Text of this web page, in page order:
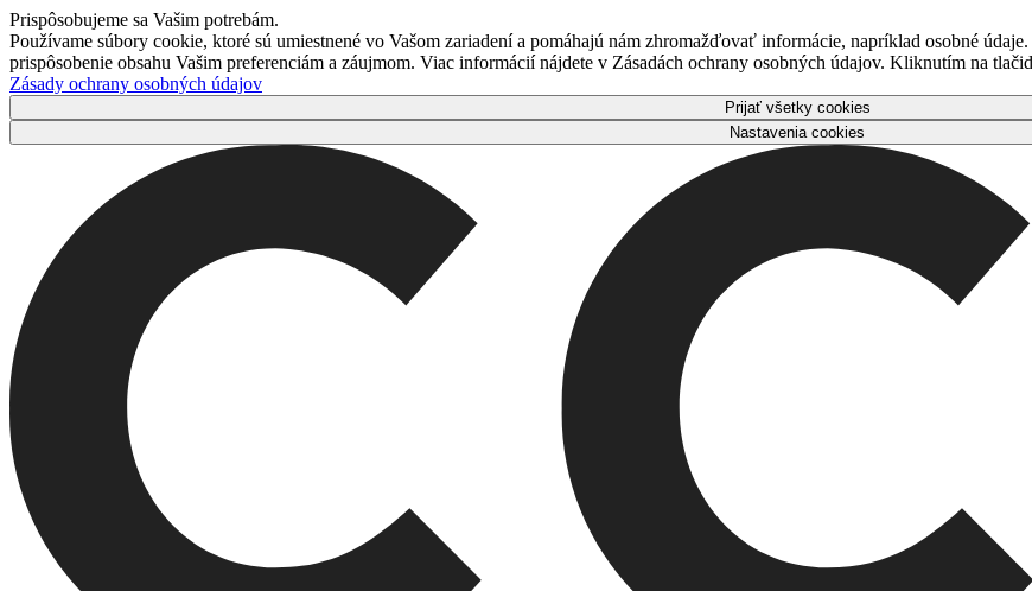
Prispôsobujeme sa Vašim potrebám.
Používame súbory cookie, ktoré sú umiestnené vo Vašom zariadení a pomáhajú nám zhromažďovať informácie, napríklad osobné
prispôsobenie obsahu Vašim preferenciám a záujmom. Viac informácií nájdete v Zásadách ochrany osobných údajov. Kliknutím na
Zásady ochrany osobných údajov
Prijať všetky cookies
Nastavenia cookies